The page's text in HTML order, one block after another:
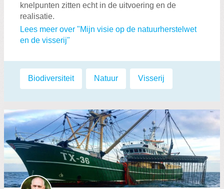
knelpunten zitten echt in de uitvoering en de
realisatie.
Lees meer over "Mijn visie op de natuurherstelwet
en de visserij"
Labels:
Biodiversiteit Natuur Visserij